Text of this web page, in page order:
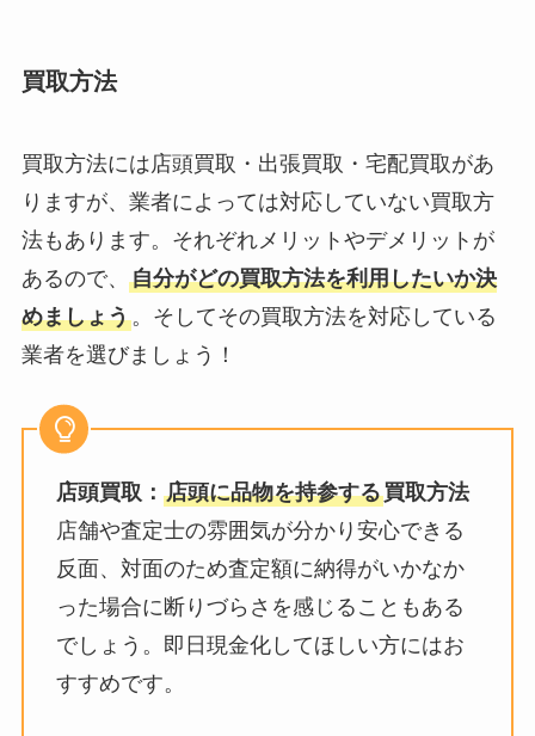
買取方法
買取方法には店頭買取・出張買取・宅配買取があ
りますが、業者によっては対応していない買取方
法もあります。それぞれメリットやデメリットが
あるので、 自分がどの買取方法を利用したいか決
めましょう。そしてその買取方法を対応している
業者を選びましょう！
店頭買取： 店頭に品物を持参する買取方法
店舗や査定士の雰囲気が分かり安心できる
反面、対面のため査定額に納得がいかなか
った場合に断りづらさを感じることもある
でしょう。即日現金化してほしい方にはお
すすめです。